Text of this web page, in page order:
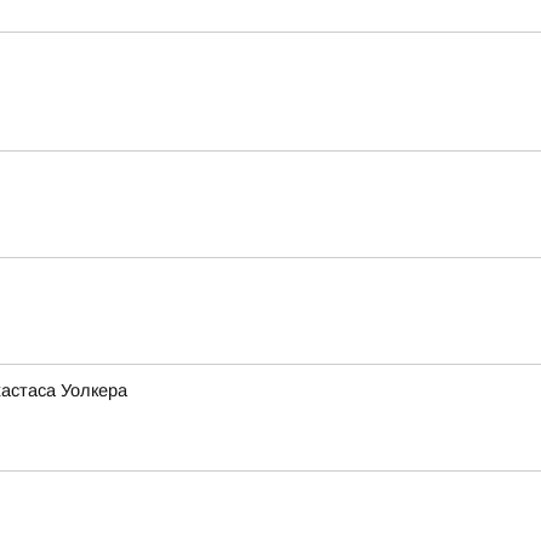
Уолкера